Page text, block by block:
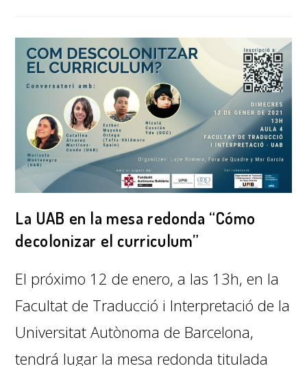
La UAB en la mesa redonda “Cómo
decolonizar el curriculum”
El próximo 12 de enero, a las 13h, en la
Facultat de Traducció i Interpretació de la
Universitat Autònoma de Barcelona,
tendrá lugar la mesa redonda titulada